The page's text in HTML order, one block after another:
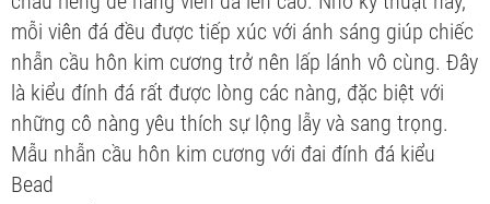
mỗi viên đá đều được tiếp xúc với ánh sáng giúp chiếc
nhẫn cầu hôn kim cương trở nên lấp lánh vô cùng. Đây
là kiểu đính đá rất được lòng các nàng, đặc biệt với
những cô nàng yêu thích sự lộng lẫy và sang trọng.
Mẫu nhẫn cầu hôn kim cương với đai đính đá kiểu
Bead